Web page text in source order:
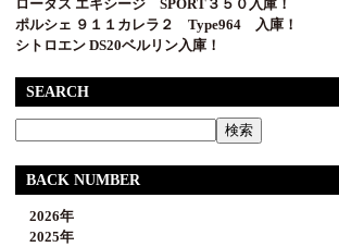
ロータス エキシージ SPORT３５０入庫！
ポルシェ ９１１カレラ２ Type964 入庫！
シトロエン DS20ベルリン入庫！
SEARCH
BACK NUMBER
2026年
2025年